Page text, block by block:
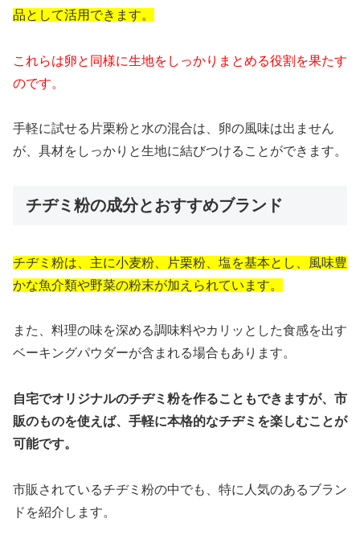
品として活用できます。
これらは卵と同様に生地をしっかりまとめる役割を果たす
のです。
手軽に試せる片栗粉と水の混合は、卵の風味は出ません
が、具材をしっかりと生地に結びつけることができます。
チヂミ粉の成分とおすすめブランド
チヂミ粉は、主に小麦粉、片栗粉、塩を基本とし、風味豊
かな魚介類や野菜の粉末が加えられています。
また、料理の味を深める調味料やカリッとした食感を出す
ベーキングパウダーが含まれる場合もあります。
自宅でオリジナルのチヂミ粉を作ることもできますが、市
販のものを使えば、手軽に本格的なチヂミを楽しむことが
可能です。
市販されているチヂミ粉の中でも、特に人気のあるブラン
ドを紹介します。